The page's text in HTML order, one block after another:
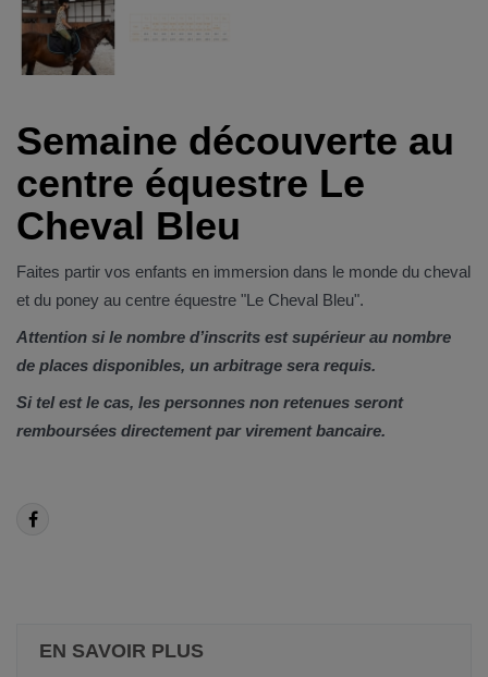
Semaine découverte au
centre équestre Le
Cheval Bleu
Faites partir vos enfants en immersion dans le monde du cheval
et du poney au centre équestre "Le Cheval Bleu".
Attention si le nombre d’inscrits est supérieur au nombre
de places disponibles, un arbitrage sera requis.
Si tel est le cas, les personnes non retenues seront
remboursées directement par virement bancaire.
EN SAVOIR PLUS